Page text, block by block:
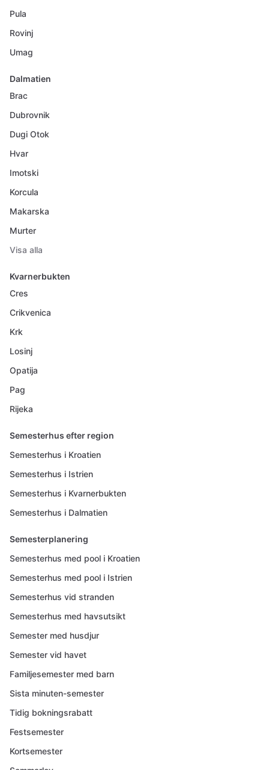
Pula
Rovinj
Umag
Dalmatien
Brac
Dubrovnik
Dugi Otok
Hvar
Imotski
Korcula
Makarska
Murter
Visa alla
Kvarnerbukten
Cres
Crikvenica
Krk
Losinj
Opatija
Pag
Rijeka
Semesterhus efter region
Semesterhus i Kroatien
Semesterhus i Istrien
Semesterhus i Kvarnerbukten
Semesterhus i Dalmatien
Semesterplanering
Semesterhus med pool i Kroatien
Semesterhus med pool i Istrien
Semesterhus vid stranden
Semesterhus med havsutsikt
Semester med husdjur
Semester vid havet
Familjesemester med barn
Sista minuten-semester
Tidig bokningsrabatt
Festsemester
Kortsemester